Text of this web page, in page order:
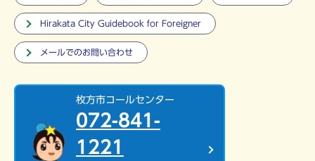
Hirakata City Guidebook for Foreigner
メールでのお問い合わせ
枚方市コールセンター
072-841-
1221